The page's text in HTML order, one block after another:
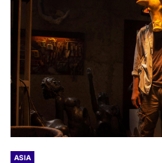
ASIA